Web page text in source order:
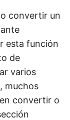
convertir un
esta función
de
varios
muchos
convertir o